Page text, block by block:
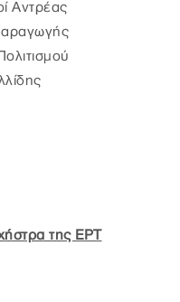
Αντρέας
της ΕΡΤ